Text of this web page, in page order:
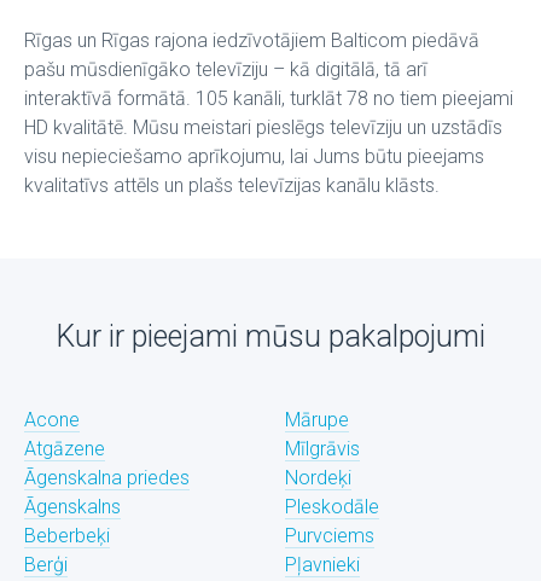
Rīgas un Rīgas rajona iedzīvotājiem Balticom piedāvā
pašu mūsdienīgāko televīziju – kā digitālā, tā arī
interaktīvā formātā. 105 kanāli, turklāt 78 no tiem pieejami
HD kvalitātē. Mūsu meistari pieslēgs televīziju un uzstādīs
visu nepieciešamo aprīkojumu, lai Jums būtu pieejams
kvalitatīvs attēls un plašs televīzijas kanālu klāsts.
Kur ir pieejami mūsu pakalpojumi
Acone
Atgāzene
Āgenskalna priedes
Āgenskalns
Beberbeķi
Berģi
Mārupe
Mīlgrāvis
Nordeķi
Pleskodāle
Purvciems
Pļavnieki